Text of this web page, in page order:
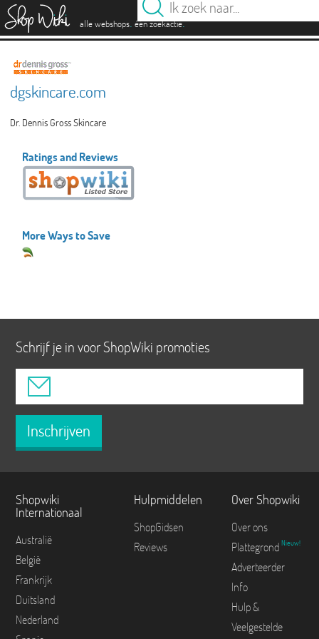
alle webshops. één zoekactie.
dgskincare.com
Dr. Dennis Gross Skincare
Ratings and Reviews
More Ways to Save
Schrijf je in voor ShopWiki promoties
Inschrijven
Shopwiki
Internationaal
Australië
België
Frankrijk
Duitsland
Nederland
Hulpmiddelen
ShopGidsen
Reviews
Over Shopwiki
Over ons
Plattegrond Nieuw!
Adverteerder
Info
Hulp &
Veelgestelde